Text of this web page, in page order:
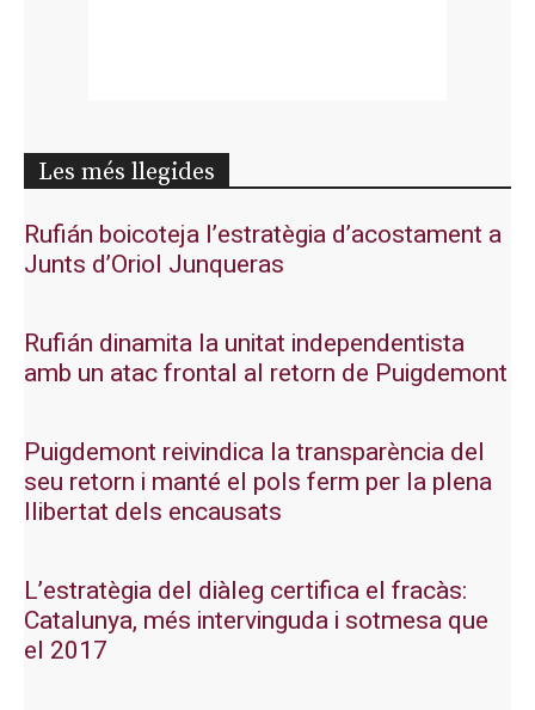
Les més llegides
Rufián boicoteja l’estratègia d’acostament a
Junts d’Oriol Junqueras
Rufián dinamita la unitat independentista
amb un atac frontal al retorn de Puigdemont
Puigdemont reivindica la transparència del
seu retorn i manté el pols ferm per la plena
llibertat dels encausats
L’estratègia del diàleg certifica el fracàs:
Catalunya, més intervinguda i sotmesa que
el 2017